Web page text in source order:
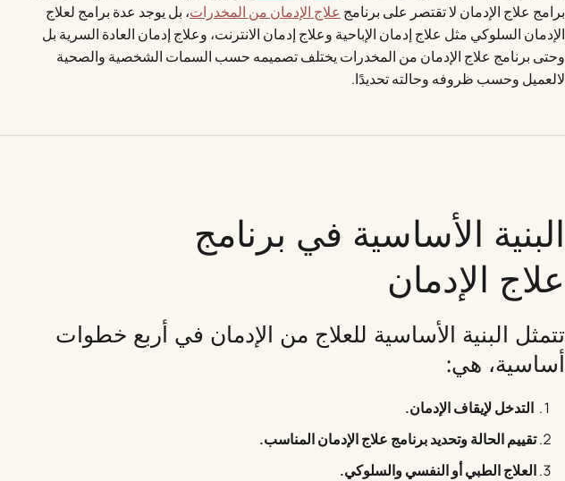
برامج علاج الإدمان لا تقتصر على برنامج علاج الإدمان من المخدرات، بل يوجد عدة برامج لعلاج
الإدمان السلوكي مثل علاج إدمان الإباحية وعلاج إدمان الانترنت، وعلاج إدمان العادة السرية بل
وحتى برنامج علاج الإدمان من المخدرات يختلف تصميمه حسب السمات الشخصية والصحية
لالعميل وحسب ظروفه وحالته تحديدًا.
البنية الأساسية في برنامج
علاج الإدمان
تتمثل البنية الأساسية للعلاج من الإدمان في أربع خطوات
أساسية، هي:
التدخل لإيقاف الإدمان.
تقييم الحالة وتحديد برنامج علاج الإدمان المناسب.
العلاج الطبي أو النفسي والسلوكي.